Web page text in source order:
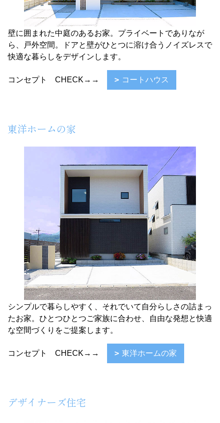
壁に囲まれた中庭のあるお家。プライベートでありなが
ら、戸外空間。ドアと壁がひとつに溶け合うノイズレスで
快適な暮らしをデザインします。
コンセプト CHECK→→ コートハウス
東洋ホームの家
シンプルで暮らしやすく、それでいて自分らしさの詰まっ
たお家。ひとつひとつご家族に合わせ、自由な発想と快適
な空間づくりをご提案します。
コンセプト CHECK→→ 東洋ホームの家
デザイナーズ住宅